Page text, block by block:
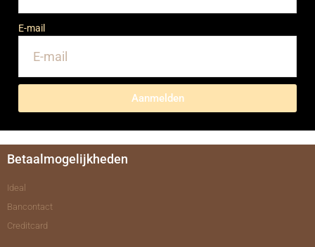
E-mail
Aanmelden
Betaalmogelijkheden
Ideal
Bancontact
Creditcard